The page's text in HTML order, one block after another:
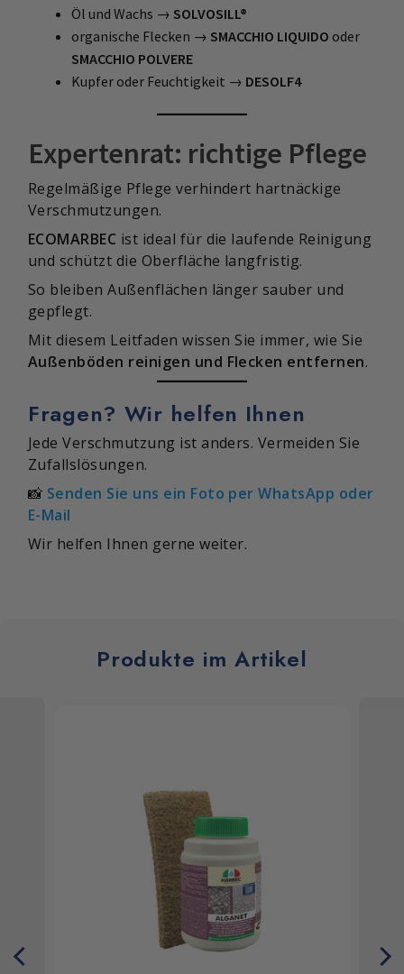
Öl und Wachs → SOLVOSILL®
organische Flecken → SMACCHIO LIQUIDO oder
SMACCHIO POLVERE
Kupfer oder Feuchtigkeit → DESOLF4
Expertenrat: richtige Pflege
Regelmäßige Pflege verhindert hartnäckige
Verschmutzungen.
ECOMARBEC ist ideal für die laufende Reinigung
und schützt die Oberfläche langfristig.
So bleiben Außenflächen länger sauber und
gepflegt.
Mit diesem Leitfaden wissen Sie immer, wie Sie
Außenböden reinigen und Flecken entfernen.
Fragen? Wir helfen Ihnen
Jede Verschmutzung ist anders. Vermeiden Sie
Zufallslösungen.
📸 Senden Sie uns ein Foto per WhatsApp oder
E-Mail
Wir helfen Ihnen gerne weiter.
Produkte im Artikel